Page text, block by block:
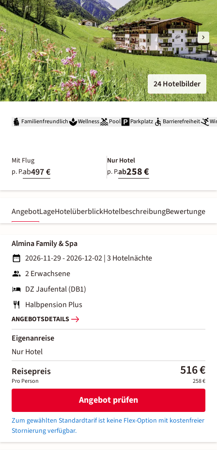
24 Hotelbilder
Familienfreundlich Wellness Pool Parkplatz Barrierefreiheit
Mit Flug
p. P.ab497 €
Nur Hotel
p. P.ab258 €
AngebotLageHotelüberblickHotelbeschreibungBewertungen
Almina Family & Spa
2026-11-29 - 2026-12-02|3 Hotelnächte
2 Erwachsene
DZ Jaufental (DB1)
Halbpension Plus
ANGEBOTSDETAILS
Eigenanreise
Nur Hotel
Reisepreis 516 €
Pro Person 258 €
Angebot prüfen
Zum gewählten Standardtarif ist keine Flex-Option mit kostenfreier
Stornierung verfügbar.